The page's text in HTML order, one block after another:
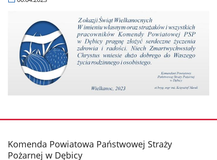
stopka
Komenda Powiatowa Państwowej Straży
Pożarnej w Dębicy